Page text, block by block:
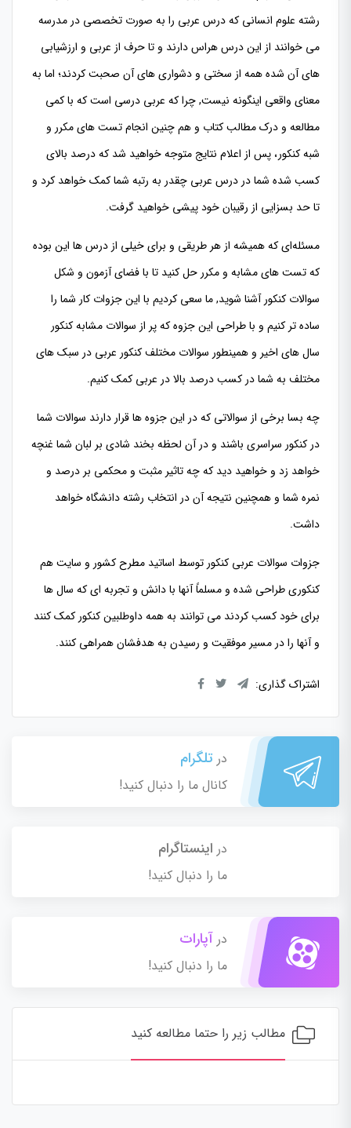
رشته علوم انسانی که درس عربی را به صورت تخصصی در مدرسه
می خوانند از این درس هراس دارند و تا حرف از عربی و ارزشیابی
های آن شده همه از سختی و دشواری های آن صحبت کردند؛ اما به
معنای واقعی اینگونه نیست, چرا که عربی درسی است که با کمی
مطالعه و درک مطالب کتاب و هم چنین انجام تست های مکرر و
شبه کنکور، پس از اعلام نتایج متوجه خواهید شد که درصد بالای
کسب شده شما در درس عربی چقدر به رتبه شما کمک خواهد کرد و
تا حد بسزایی از رقیبان خود پیشی خواهید گرفت.
مسئله‌ای که همیشه از هر طریقی و برای خیلی از درس ها این بوده
که تست های مشابه و مکرر حل کنید تا با فضای آزمون و شکل
سوالات کنکور آشنا شوید, ما سعی کردیم با این جزوات کار شما را
ساده تر کنیم و با طراحی این جزوه که پر از سوالات مشابه کنکور
سال های اخیر و همینطور سوالات مختلف کنکور عربی در سبک های
مختلف به شما در کسب درصد بالا در عربی کمک کنیم.
چه بسا برخی از سوالاتی که در این جزوه ها قرار دارند سوالات شما
در کنکور سراسری باشند و در آن لحظه بخند شادی بر لبان شما غنچه
خواهد زد و خواهید دید که چه تاثیر مثبت و محکمی بر درصد و
نمره شما و همچنین نتیجه آن در انتخاب رشته دانشگاه خواهد
داشت.
جزوات سوالات عربی کنکور توسط اساتید مطرح کشور و سایت هم
کنکوری طراحی شده و مسلماً آنها با دانش و تجربه ای که سال ها
برای خود کسب کردند می توانند به همه داوطلبین کنکور کمک کنند
و آنها را در مسیر موفقیت و رسیدن به هدفشان همراهی کنند.
اشتراک گذاری:
در تلگرام
کانال ما را دنبال کنید!
در اینستاگرام
ما را دنبال کنید!
در آپارات
ما را دنبال کنید!
مطالب زیر را حتما مطالعه کنید